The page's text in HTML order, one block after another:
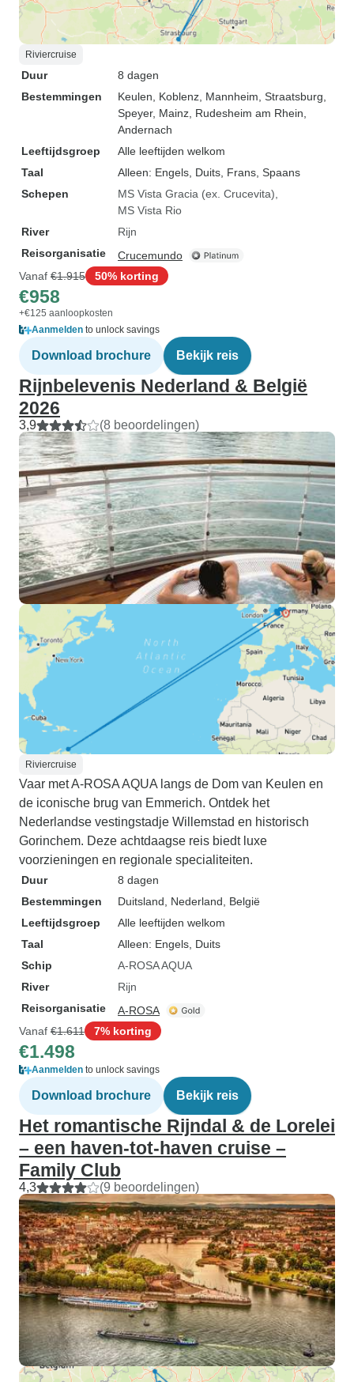
Riviercruise
Duur
8 dagen
Bestemmingen
Keulen , Koblenz , Mannheim , Straatsburg
Speyer, Mainz , Rudesheim am Rhein
Andernach
Leeftijdsgroep
Alle leeftijden welkom
Taal
Alleen: Engels, Duits, Frans, Spaans
Schepen
MS Vista Gracia (ex. Crucevita)
MS Vista Rio
River
Rijn
Reisorganisatie
Crucemundo
Vanaf €1.915 50% korting
€958
+€125 aanloopkosten
Aanmelden to unlock savings
Download brochure Bekijk reis
Rijnbelevenis Nederland & België
2026
3,9 (8 beoordelingen)
Riviercruise
Vaar met A-ROSA AQUA langs de Dom van Keulen en
de iconische brug van Emmerich. Ontdek het
Nederlandse vestingstadje Willemstad en historisch
Gorinchem. Deze achtdaagse reis biedt luxe
voorzieningen en regionale specialiteiten.
Duur
8 dagen
Bestemmingen
Duitsland , Nederland , België
Leeftijdsgroep
Alle leeftijden welkom
Taal
Alleen: Engels, Duits
Schip
A-ROSA AQUA
River
Rijn
Reisorganisatie
A-ROSA
Vanaf €1.611 7% korting
€1.498
Aanmelden to unlock savings
Download brochure Bekijk reis
Het romantische Rijndal & de Lorelei
– een haven-tot-haven cruise –
Family Club
4,3 (9 beoordelingen)